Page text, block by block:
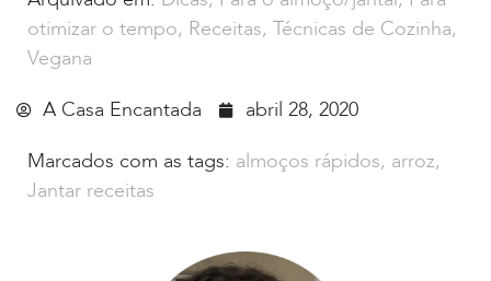
otimizar o tempo, Receitas, Técnicas de Cozinha,
Vegana
A Casa Encantada
abril 28, 2020
Marcados com as tags: almoços rápidos, arroz,
Jantar receitas